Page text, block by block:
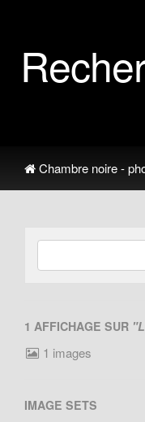
Chambre noire -
1 AFFICHAGE SUR
1 images
IMAGE SETS